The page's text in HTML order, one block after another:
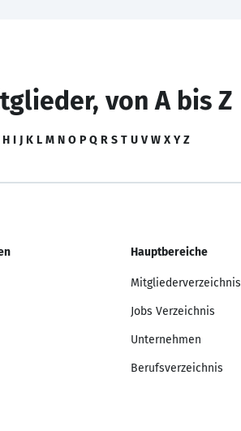
von A bis Z
H I J K L M N O P Q R S T U V W X Y Z
Hauptbereiche
Mitgliederverzeichnis
Jobs Verzeichnis
Unternehmen
Berufsverzeichnis